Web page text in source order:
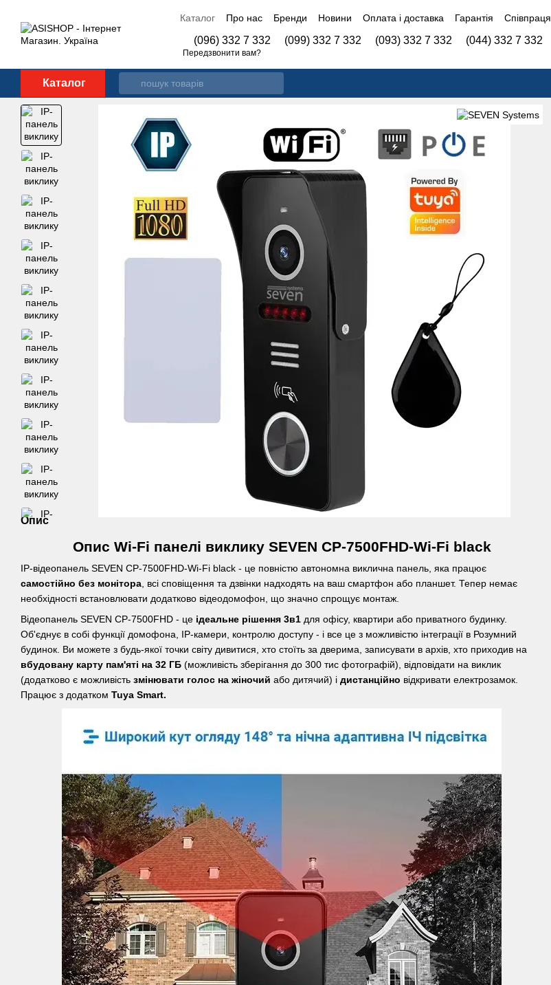
Каталог Про нас Бренди Новини Оплата і доставка Гарантія
Співпраця
(096) 332 7 332 (099) 332 7 332 (093) 332 7 332 (044) 332 7 332
Передзвонити вам?
Каталог
Опис
Опис Wi-Fi панелі виклику SEVEN CP-7500FHD-Wi-Fi black
IP-відеопанель SEVEN CP-7500FHD-Wi-Fi black - це повністю автономна виклична панель, яка працює
самостійно без монітора , всі сповіщення та дзвінки надходять на ваш смартфон або планшет. Тепер немає
необхідності встановлювати додатково відеодомофон, що значно спрощує монтаж.
Відеопанель SEVEN CP-7500FHD - це ідеальне рішення 3в1 для офісу, квартири або приватного будинку.
Об'єднує в собі функції домофона, IP-камери, контролю доступу - і все це з можливістю інтеграції в Розумний
будинок. Ви можете з будь-якої точки світу дивитися, хто стоїть за дверима, записувати в архів, хто приходив на
вбудовану карту пам'яті на 32 ГБ (можливість зберігання до 300 тис фотографій), відповідати на виклик
(додатково є можливість змінювати голос на жіночий або дитячий) і дистанційно відкривати електрозамок.
Працює з додатком Tuya Smart.